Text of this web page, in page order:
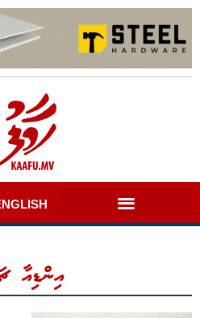
އިންޑިއާ